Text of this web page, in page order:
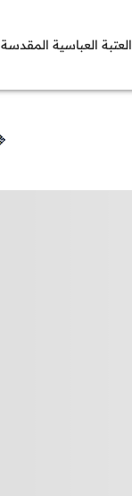
العتبة العباسية المقدسة